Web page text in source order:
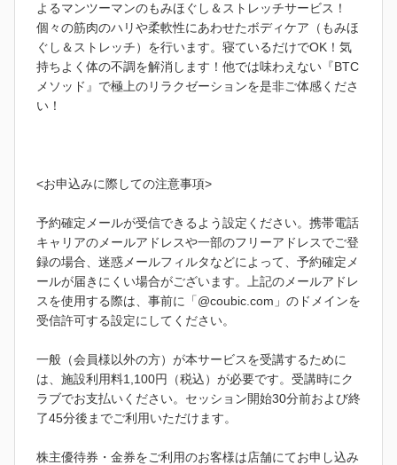
よるマンツーマンのもみほぐし＆ストレッチサービス！
個々の筋肉のハリや柔軟性にあわせたボディケア（もみほ
ぐし＆ストレッチ）を行います。寝ているだけでOK！気
持ちよく体の不調を解消します！他では味わえない『BTC
メソッド』で極上のリラクゼーションを是非ご体感くださ
い！
<お申込みに際しての注意事項>
予約確定メールが受信できるよう設定ください。携帯電話
キャリアのメールアドレスや一部のフリーアドレスでご登
録の場合、迷惑メールフィルタなどによって、予約確定メ
ールが届きにくい場合がございます。上記のメールアドレ
スを使用する際は、事前に「@coubic.com」のドメインを
受信許可する設定にしてください。
一般（会員様以外の方）が本サービスを受講するために
は、施設利用料1,100円（税込）が必要です。受講時にク
ラブでお支払いください。セッション開始30分前および終
了45分後までご利用いただけます。
株主優待券・金券をご利用のお客様は店舗にてお申し込み